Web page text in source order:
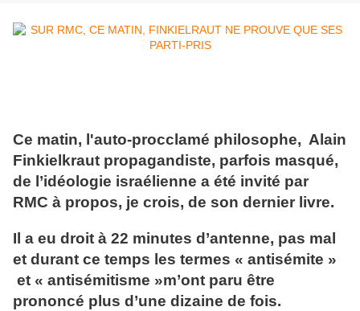
Ce matin, l'auto-procclamé philosophe, Alain
Finkielkraut propagandiste, parfois masqué,
de l’idéologie israélienne a été invité par
RMC à propos, je crois, de son dernier livre.
Il a eu droit à 22 minutes d’antenne, pas mal
et durant ce temps les termes « antisémite »
et « antisémitisme »m’ont paru être
prononcé plus d’une dizaine de fois.